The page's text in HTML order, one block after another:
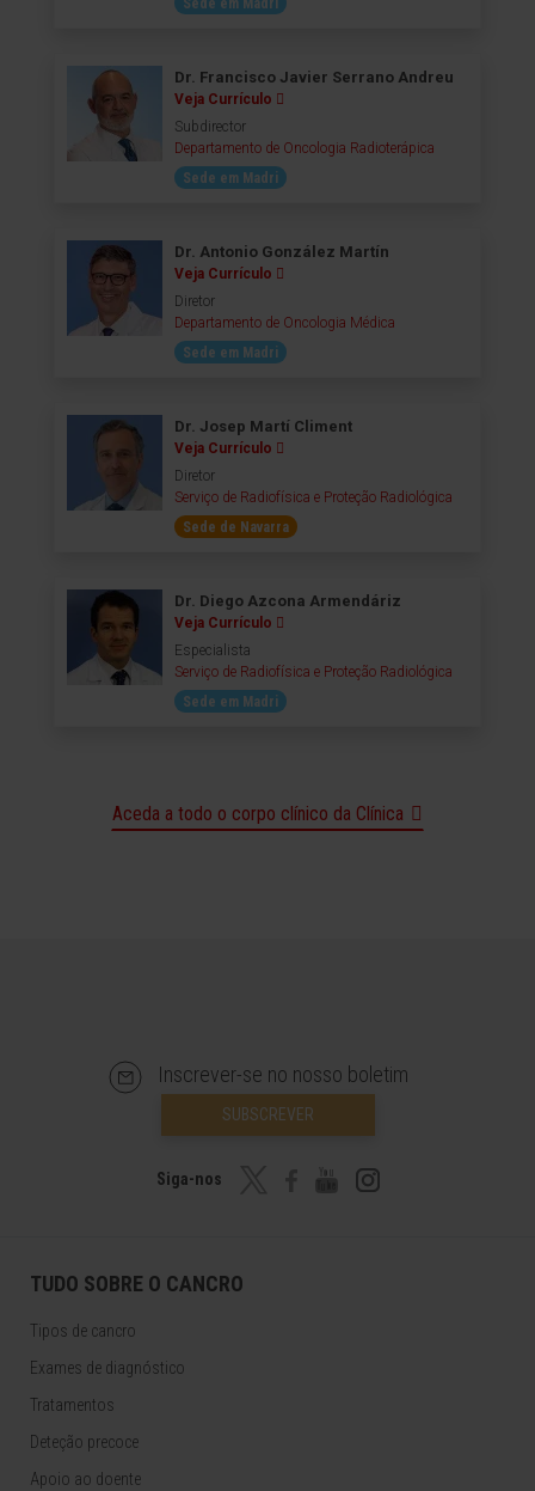
Sede em Madri
Dr. Francisco Javier Serrano Andreu
Veja Currículo
Subdirector
Departamento de Oncologia Radioterápica
Sede em Madri
Dr. Antonio González Martín
Veja Currículo
Diretor
Departamento de Oncologia Médica
Sede em Madri
Dr. Josep Martí Climent
Veja Currículo
Diretor
Serviço de Radiofísica e Proteção Radiológica
Sede de Navarra
Dr. Diego Azcona Armendáriz
Veja Currículo
Especialista
Serviço de Radiofísica e Proteção Radiológica
Sede em Madri
Aceda a todo o corpo clínico da Clínica
Inscrever-se no nosso boletim
SUBSCREVER
Siga-nos
TUDO SOBRE O CANCRO
Tipos de cancro
Exames de diagnóstico
Tratamentos
Deteção precoce
Apoio ao doente